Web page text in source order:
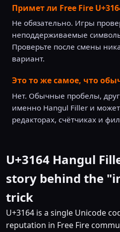
Примет ли Free Fire
Не обязательно. Игры
неподдерживаемые
Проверьте после смены
вариант.
Это то же самое, что
Нет. Обычные пробелы,
именно Hangul Filler и
редакторах, счётчиках и
U+3164 Hangul
story behind the
trick
U+3164 is a single Unicode
reputation in Free Fire